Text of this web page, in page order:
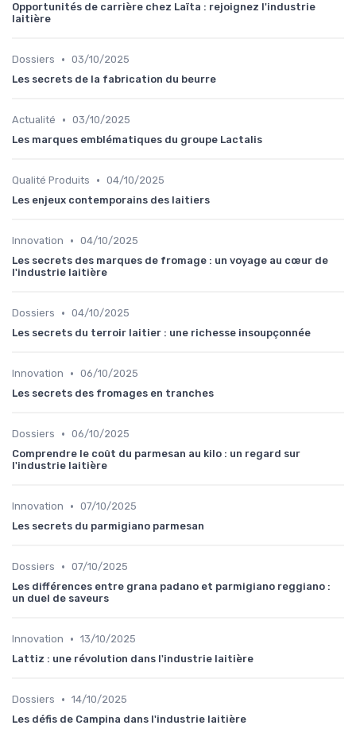
Opportunités de carrière chez Laïta : rejoignez l'industrie
laitière
Dossiers • 03/10/2025
Les secrets de la fabrication du beurre
Actualité • 03/10/2025
Les marques emblématiques du groupe Lactalis
Qualité Produits • 04/10/2025
Les enjeux contemporains des laitiers
Innovation • 04/10/2025
Les secrets des marques de fromage : un voyage au cœur de
l'industrie laitière
Dossiers • 04/10/2025
Les secrets du terroir laitier : une richesse insoupçonnée
Innovation • 06/10/2025
Les secrets des fromages en tranches
Dossiers • 06/10/2025
Comprendre le coût du parmesan au kilo : un regard sur
l'industrie laitière
Innovation • 07/10/2025
Les secrets du parmigiano parmesan
Dossiers • 07/10/2025
Les différences entre grana padano et parmigiano reggiano :
un duel de saveurs
Innovation • 13/10/2025
Lattiz : une révolution dans l'industrie laitière
Dossiers • 14/10/2025
Les défis de Campina dans l'industrie laitière